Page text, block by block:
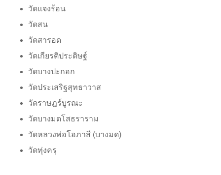
วัดแจงร้อน
วัดสน
วัดสารอด
วัดเกียรติประดิษฐ์
วัดบางปะกอก
วัดประเสริฐสุทธาวาส
วัดราษฎร์บูรณะ
วัดบางมดโสธราราม
วัดหลวงพ่อโอภาสี (บางมด)
วัดทุ่งครุ